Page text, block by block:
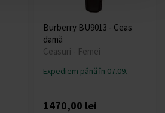
Burberry BU9013 - Ceas
damă
Ceasuri - Femei
Expediem până în 07.09.
1470,00 lei